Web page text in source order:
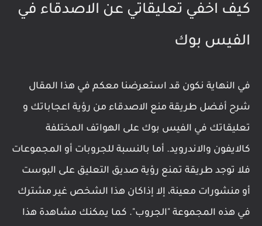
كيف اخفي تعليقاتي عن الاصدقاء في
الفيس بوك
في النهاية نكون قد استعرضنا معكم في هذا المقال
شرح أفضل طريقة منع الاصدقاء من رؤية اعجاباتك و
تعليقاتك في الفيس بوك على الهواتف المختلفة
كالايفون والاندرويد. أما بالنسبة للجروبات أو المجموعات
فلا توجد طريقة تمنع رؤية صديق التعليق على البوست
أو منشورات معينة، إلا إذاكان هذا الشخص غير مشترك
في هذه المجموعة "الجروب". كما يمكنك مشاهدة هذا